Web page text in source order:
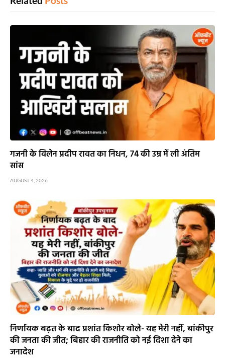
गजनी के विलेन प्रदीप रावत का निधन, 74 की उम्र में ली अंतिम
सांस
AUGUST 4, 2026
निर्णायक बढ़त के बाद प्रशांत किशोर बोले- यह मेरी नहीं, बांकीपुर
की जनता की जीत; बिहार की राजनीति को नई दिशा देने का
जनादेश